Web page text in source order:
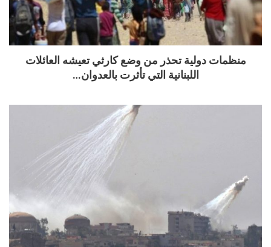
منظمات دولية تحذر من وضع كارثي تعيشه العائلات
اللبنانية التي تأثرت بالعدوان…